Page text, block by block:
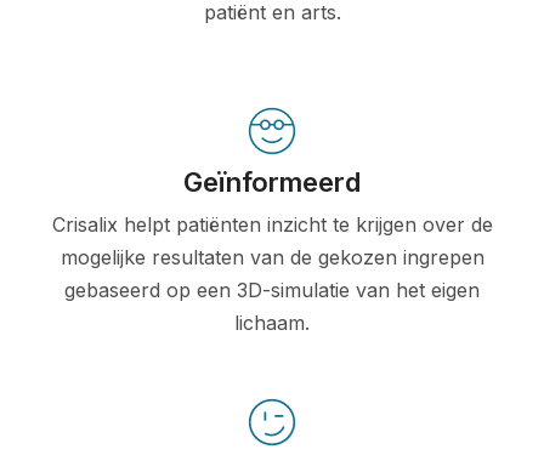
patiënt en arts.
Geïnformeerd
Crisalix helpt patiënten inzicht te krijgen over de
mogelijke resultaten van de gekozen ingrepen
gebaseerd op een 3D-simulatie van het eigen
lichaam.